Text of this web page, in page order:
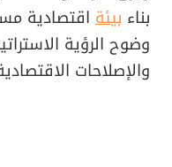
بناء بيئة اقتصادية
وضوح الرؤية
والإصلاحات